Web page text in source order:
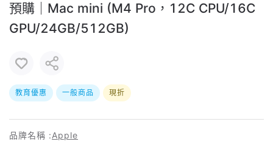
預購｜Mac mini (M4 Pro，12C CPU/16C
GPU/24GB/512GB)
教育優惠 一般商品 現折
品牌名稱 :Apple